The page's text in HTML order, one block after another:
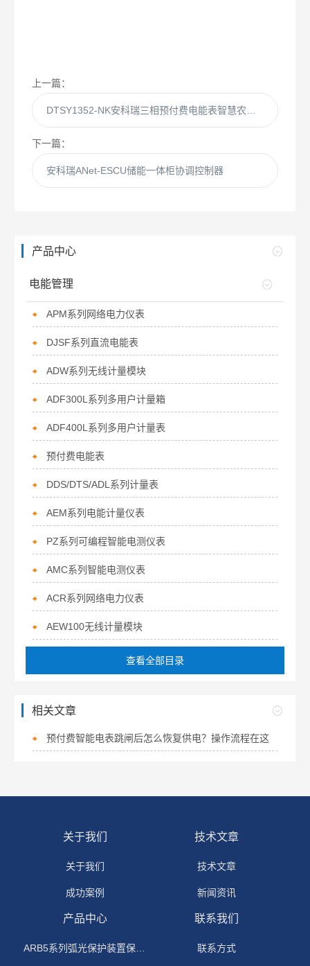
上一篇：
下一篇：
安科瑞ANet-ESCU储能一体柜协调控制器
产品中心
电能管理
APM系列网络电力仪表
DJSF系列直流电能表
ADW系列无线计量模块
ADF300L系列多用户计量箱
ADF400L系列多用户计量表
预付费电能表
DDS/DTS/ADL系列计量表
AEM系列电能计量仪表
PZ系列可编程智能电测仪表
AMC系列智能电测仪表
ACR系列网络电力仪表
AEW100无线计量模块
查看全部目录
相关文章
预付费智能电表跳闸后怎么恢复供电？操作流程在这
关于我们
关于我们
成功案例
技术文章
技术文章
新闻资讯
产品中心
ARB5系列弧光保护装置保护功能原理
联系我们
联系方式